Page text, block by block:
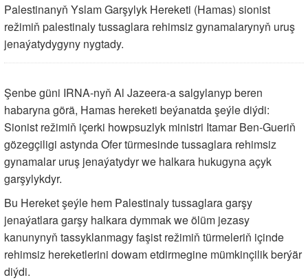
Palestinanyň Yslam Garşylyk Hereketi (Hamas) sionist
režimiň palestinaly tussaglara rehimsiz gynamalarynyň uruş
jenaýatydygyny nygtady.
Şenbe güni IRNA-nyň Al Jazeera-a salgylanyp beren
habaryna görä, Hamas hereketi beýanatda şeýle diýdi:
Sionist režimiň içerki howpsuzlyk ministri Itamar Ben-Gueriň
gözegçiligi astynda Ofer türmesinde tussaglara rehimsiz
gynamalar uruş jenaýatydyr we halkara hukugyna açyk
garşylykdyr.
Bu Hereket şeýle hem Palestinaly tussaglara garşy
jenaýatlara garşy halkara dymmak we ölüm jezasy
kanunynyň tassyklanmagy faşist režimiň türmeleriň içinde
rehimsiz hereketlerini dowam etdirmegine mümkinçilik berýär
diýdi.